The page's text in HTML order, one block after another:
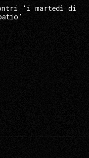
'i martedì di